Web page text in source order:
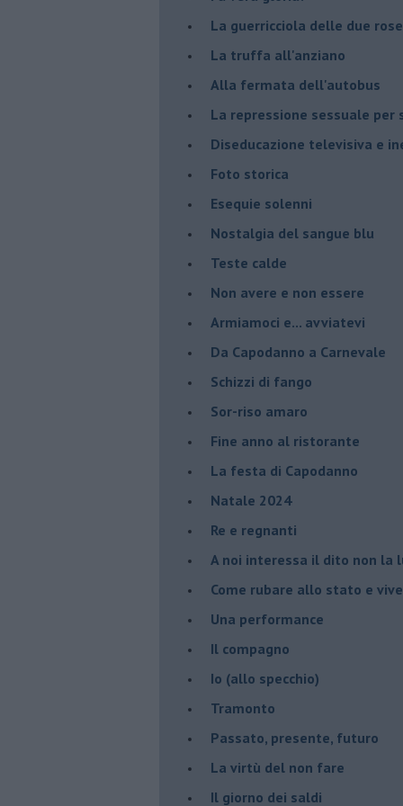
La guerricciola delle due rose
La truffa all'anziano
Alla fermata dell'autobus
La repressione sessuale per
Diseducazione televisiva e
Foto storica
Esequie solenni
Nostalgia del sangue blu
Teste calde
Non avere e non essere
Armiamoci e... avviatevi
Da Capodanno a Carnevale
Schizzi di fango
Sor-riso amaro
Fine anno al ristorante
La festa di Capodanno
Natale 2024
Re e regnanti
A noi interessa il dito non la
Come rubare allo stato e
Una performance
Il compagno
​Io (allo specchio)
Tramonto
Passato, presente, futuro
La virtù del non fare
Il giorno dei saldi